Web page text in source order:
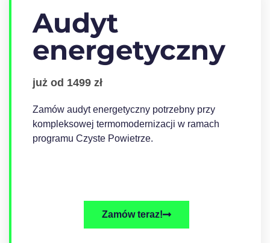
Audyt
energetyczny
już od 1499 zł
Zamów audyt energetyczny potrzebny przy
kompleksowej termomodernizacji w ramach
programu Czyste Powietrze.
Zamów teraz!